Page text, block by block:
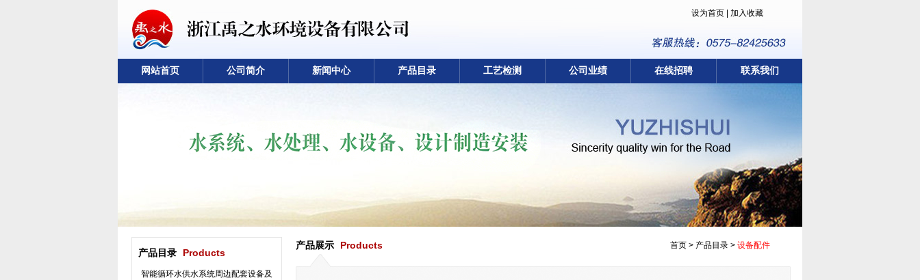
设为首页| 加入收藏
网站首页 公司简介 新闻中心 产品目录 工艺检测 公司业绩 在线招聘 联系我们
产品目录 Products
智能循环水供水系统周边配套设备及
产品展示 Products 首页 > 产品目录 > 设备配件